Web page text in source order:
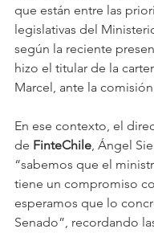
que están entre las
legislativas del
según la reciente
hizo el titular de la
Marcel, ante la
En ese contexto, el
de FinteChile, Ángel
“sabemos que el
tiene un compromiso
esperamos que lo
Senado”, recordando